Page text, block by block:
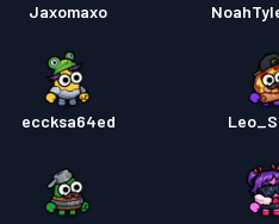
Jaxomaxo
eccksa64ed